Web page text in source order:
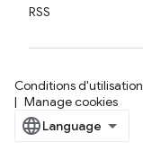
RSS
Conditions d'utilisation
Manage cookies